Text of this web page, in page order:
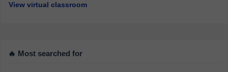
View virtual classroom
🔥 Most searched for